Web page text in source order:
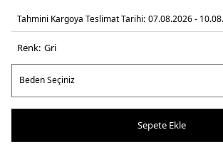
Tahmini Kargoya Teslimat Tarihi: 07.08.2026 -
Renk: gri̇
Sepete Ekle